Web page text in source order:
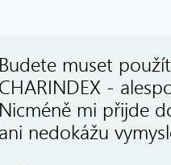
Budete muset
CHARINDEX -
Nicméně mi přijde
ani nedokážu